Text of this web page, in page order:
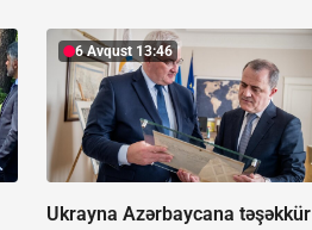
6 Avqust 13:46
Ukrayna Azərbaycana təşəkkür